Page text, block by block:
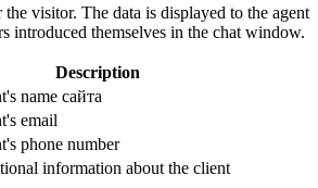
visitor. The data is displayed to the agent
introduced themselves in the chat window.
Description
name сайта
email
phone number
information about the client